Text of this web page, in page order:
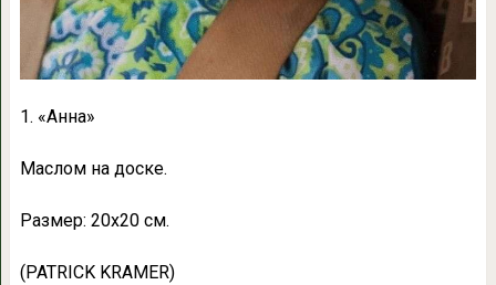
1. «Анна»
Маслом на доске.
Размер: 20х20 см.
(PATRICK KRAMER)